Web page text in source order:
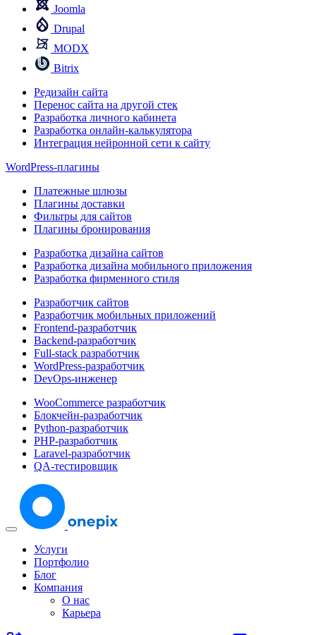
Joomla
Drupal
MODX
Bitrix
Редизайн сайта
Перенос сайта на другой стек
Разработка личного кабинета
Разработка онлайн-калькулятора
Интеграция нейронной сети к сайту
WordPress-плагины
Платежные шлюзы
Плагины доставки
Фильтры для сайтов
Плагины бронирования
Разработка дизайна сайтов
Разработка дизайна мобильного приложения
Разработка фирменного стиля
Разработчик сайтов
Разработчик мобильных приложений
Frontend-разработчик
Backend-разработчик
Full-stack разработчик
WordPress-разработчик
DevOps-инженер
WooCommerce разработчик
Блокчейн-разработчик
Python-разработчик
PHP-разработчик
Laravel-разработчик
QA-тестировщик
Услуги
Портфолио
Блог
Компания
О нас
Карьера